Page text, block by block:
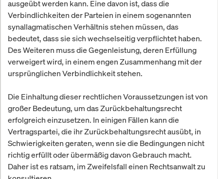
ausgeübt werden kann. Eine davon ist, dass die
Verbindlichkeiten der Parteien in einem sogenannten
synallagmatischen Verhältnis stehen müssen, das
bedeutet, dass sie sich wechselseitig verpflichtet haben.
Des Weiteren muss die Gegenleistung, deren Erfüllung
verweigert wird, in einem engen Zusammenhang mit der
ursprünglichen Verbindlichkeit stehen.
Die Einhaltung dieser rechtlichen Voraussetzungen ist von
großer Bedeutung, um das Zurückbehaltungsrecht
erfolgreich einzusetzen. In einigen Fällen kann die
Vertragspartei, die ihr Zurückbehaltungsrecht ausübt, in
Schwierigkeiten geraten, wenn sie die Bedingungen nicht
richtig erfüllt oder übermäßig davon Gebrauch macht.
Daher ist es ratsam, im Zweifelsfall einen Rechtsanwalt zu